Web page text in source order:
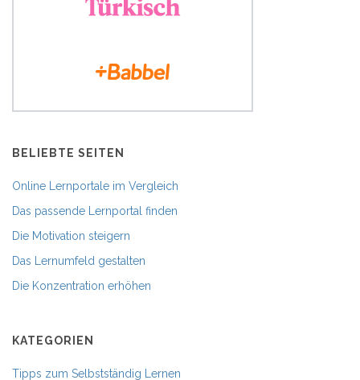
BELIEBTE SEITEN
Online Lernportale im Vergleich
Das passende Lernportal finden
Die Motivation steigern
Das Lernumfeld gestalten
Die Konzentration erhöhen
KATEGORIEN
Tipps zum Selbstständig Lernen